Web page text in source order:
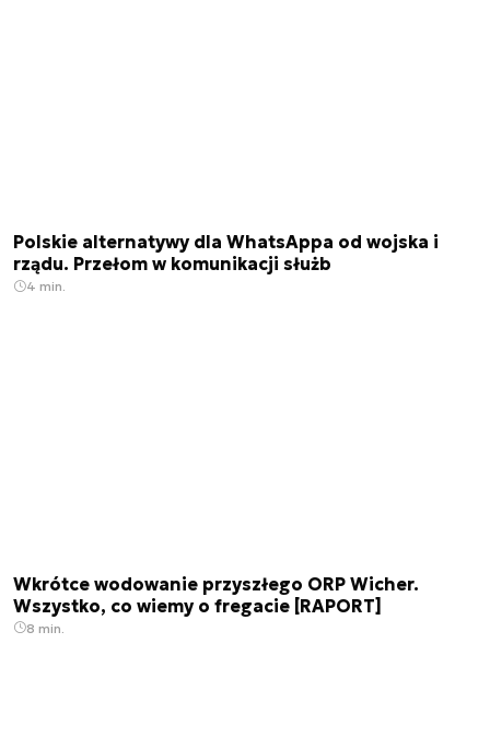
Polskie alternatywy dla WhatsAppa od wojska i
rządu. Przełom w komunikacji służb
4 min.
Wkrótce wodowanie przyszłego ORP Wicher.
Wszystko, co wiemy o fregacie [RAPORT]
8 min.